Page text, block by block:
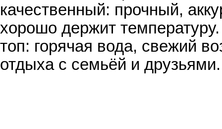
качественный: прочный,
хорошо держит
топ: горячая вода, свежий
отдыха с семьёй и